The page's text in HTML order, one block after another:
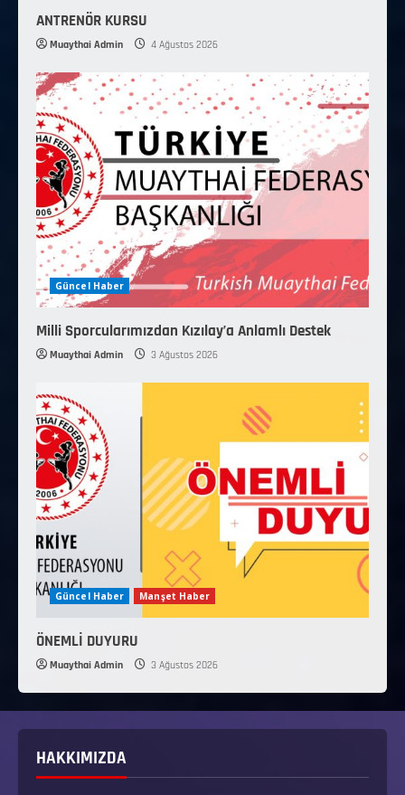
ANTRENÖR KURSU
Muaythai Admin 4 Ağustos 2026
Güncel Haber
Milli Sporcularımızdan Kızılay’a Anlamlı Destek
Muaythai Admin 3 Ağustos 2026
Güncel Haber Manşet Haber
ÖNEMLİ DUYURU
Muaythai Admin 3 Ağustos 2026
HAKKIMIZDA